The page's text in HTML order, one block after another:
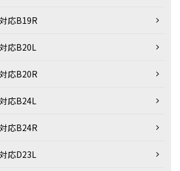
応B19R
応B20L
応B20R
応B24L
応B24R
応D23L